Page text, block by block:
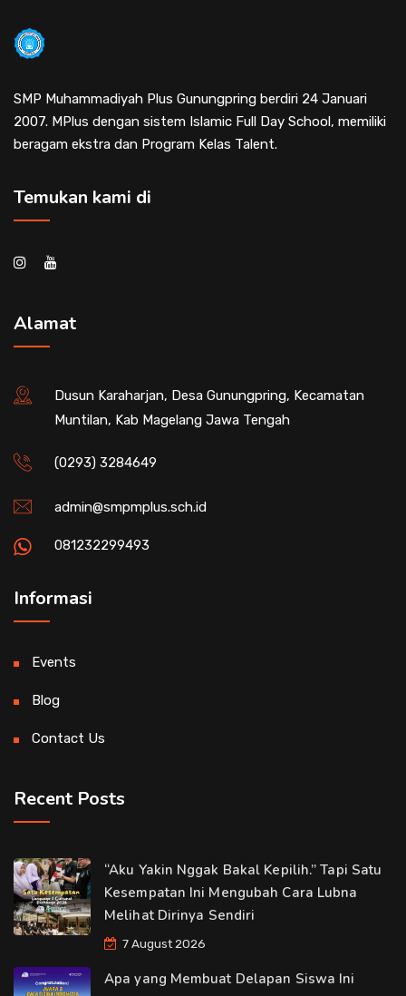
SMP Muhammadiyah Plus Gunungpring berdiri 24 Januari
2007. MPlus dengan sistem Islamic Full Day School, memiliki
beragam ekstra dan Program Kelas Talent.
Temukan kami di
Alamat
Dusun Karaharjan, Desa Gunungpring, Kecamatan
Muntilan, Kab Magelang Jawa Tengah
(0293) 3284649
admin@smpmplus.sch.id
081232299493
Informasi
Events
Blog
Contact Us
Recent Posts
“Aku Yakin Nggak Bakal Kepilih.” Tapi Satu
Kesempatan Ini Mengubah Cara Lubna
Melihat Dirinya Sendiri
7 August 2026
Apa yang Membuat Delapan Siswa Ini